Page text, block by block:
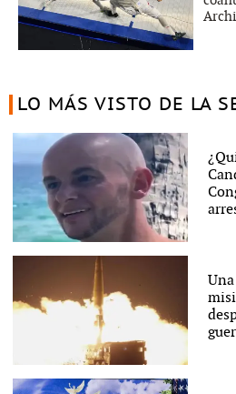
LO MÁS VISTO DE LA